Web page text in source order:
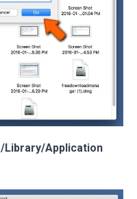
/Library/Application